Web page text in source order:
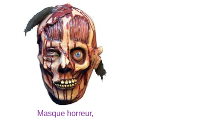
Masque horreur,